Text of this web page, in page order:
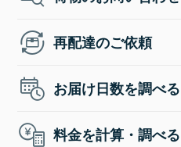
再配達のご依頼
お届け日数を調べる
料金を計算・調べる